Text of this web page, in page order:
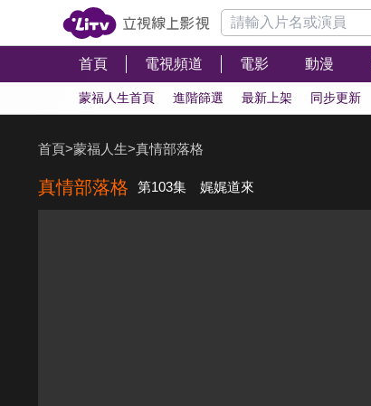
首頁 電視頻道 電影 動漫
蒙福人生首頁 進階篩選 最新上架 同步更新
首頁>蒙福人生>真情部落格
真情部落格 第103集 娓娓道來